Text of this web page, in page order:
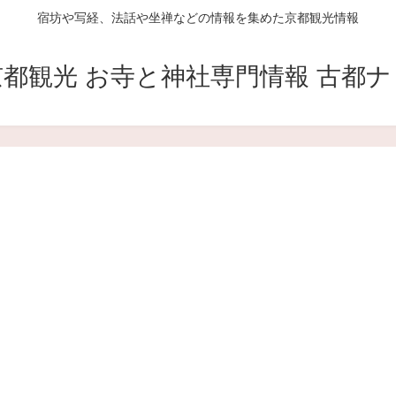
宿坊や写経、法話や坐禅などの情報を集めた京都観光情報
観光 お寺と神社専門情報 古都